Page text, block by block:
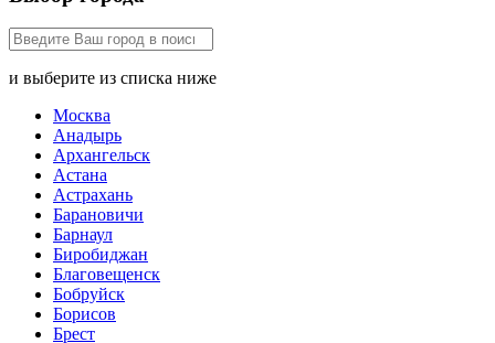
и выберите из списка ниже
Москва
Анадырь
Архангельск
Астана
Астрахань
Барановичи
Барнаул
Биробиджан
Благовещенск
Бобруйск
Борисов
Брест